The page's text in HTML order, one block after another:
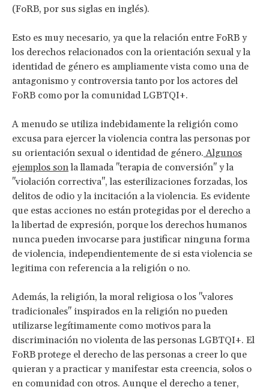
(FoRB, por sus siglas en inglés).
Esto es muy necesario, ya que la relación entre FoRB y
los derechos relacionados con la orientación sexual y la
identidad de género es ampliamente vista como una de
antagonismo y controversia tanto por los actores del
FoRB como por la comunidad LGBTQI+.
A menudo se utiliza indebidamente la religión como
excusa para ejercer la violencia contra las personas por
su orientación sexual o identidad de género. Algunos
ejemplos sonla llamada "terapia de conversión" y la
"violación correctiva", las esterilizaciones forzadas, los
delitos de odio y la incitación a la violencia. Es evidente
que estas acciones no están protegidas por el derecho a
la libertad de expresión, porque los derechos humanos
nunca pueden invocarse para justificar ninguna forma
de violencia, independientemente de si esta violencia se
legitima con referencia a la religión o no.
Además, la religión, la moral religiosa o los "valores
tradicionales" inspirados en la religión no pueden
utilizarse legítimamente como motivos para la
discriminación no violenta de las personas LGBTQI+. El
FoRB protege el derecho de las personas a creer lo que
quieran y a practicar y manifestar esta creencia, solos o
en comunidad con otros. Aunque el derecho a tener,